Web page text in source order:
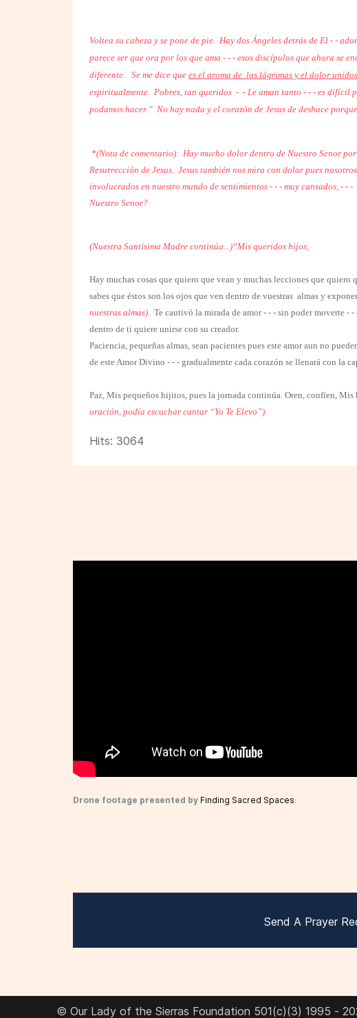
Voltea su cabeza y se pone de pie. Hay dos Ángeles detrás de El - -
parece ser que ora por los que ama - - - esos discípulos que ahora se
diferente.
Se me dice que es el aroma de las lágrimas y el dolor
espiritualmente. Pobres, tan queridos - - Le aman tanto - - - es difícil
podamos hacer.” No hay nada y el corazón de Jesus de deshace
*(Nota de comentario): Hay mucho dolor dentro de Nuestro Senor
Resurrección de Jesus. Jesus también nos mira con dolor pues
involucrados en nuestro mundo de sentimientos - - - muy cansados, - - -
Nuestro Senor?
(Nuestra Santísima Madre continúa...)“Mis queridos hijos,
Hay muchas cosas que quiero que vean y muchas lecciones que
sabes que éstos son los ojos que ven dentro de vuestras almas y
nuestras almas). Te cautivó la mirada de amor - - - sin poder moverte - -
dentro de ti quiere unirse con su creador.
Paciencia, pequeñas almas, sean pacientes pues este amor aun no
de este Amor Divino - - - gradualmente cada corazón se llenará con la
Paz, Mis pequeños hijitos, pues la jornada continúa. Oren, confíen, Mis
oración, podía escuchar cantar “Yo Te Elevo”).
Hits: 3064
Drone footage presented by Finding Sacred Spaces.
Send A Prayer
© Our Lady of the Sierras Foundation 501(c)(3) 1995 -